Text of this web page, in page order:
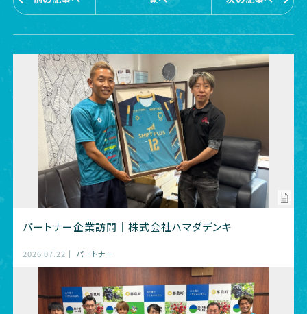
パートナー企業訪問｜株式会社ハマダデンキ
2026.07.22 パートナー